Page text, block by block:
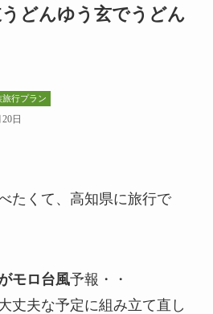
どんゆう玄でうどん
行プラン
日
たくて、高知県に旅行で
モロ台風予報・・
丈夫な予定に組み立て直し